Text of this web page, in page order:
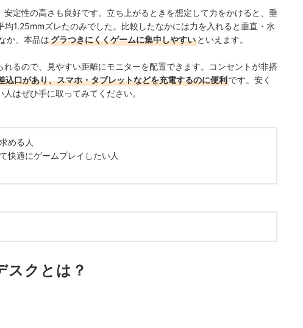
安定性の高さも良好です。立ち上がるときを想定して力をかけると、垂
1.25mmズレたのみでした。比較したなかには力を入れると垂直・水
か、本品はグラつきにくくゲームに集中しやすい といえます。
るので、見やすい距離にモニターを配置できます。コンセントが非搭
込口があり、スマホ・タブレットなどを充電するのに便利です。安く
はぜひ手に取ってみてください。
める人
快適にゲームプレイしたい人
クとは？